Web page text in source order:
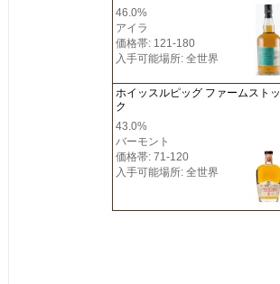
46.0%
アイラ
価格帯: 121-180
入手可能場所: 全世界
ホイッスルピッグ ファームストッ
ク
43.0%
バーモント
価格帯: 71-120
入手可能場所: 全世界